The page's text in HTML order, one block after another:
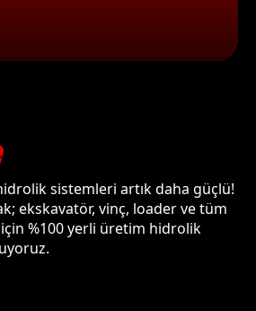
sistemleri artık daha güçlü!
ekskavatör, vinç, loader ve tüm
için %100 yerli üretim hidrolik